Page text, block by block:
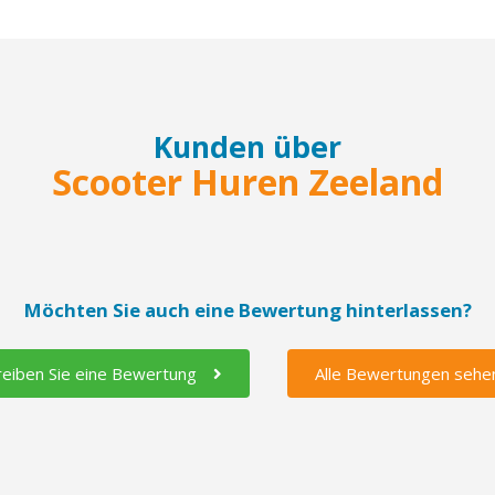
Kunden über
Scooter Huren Zeeland
Möchten Sie auch eine Bewertung hinterlassen?
Sie eine Bewertung Alle Bewertungen